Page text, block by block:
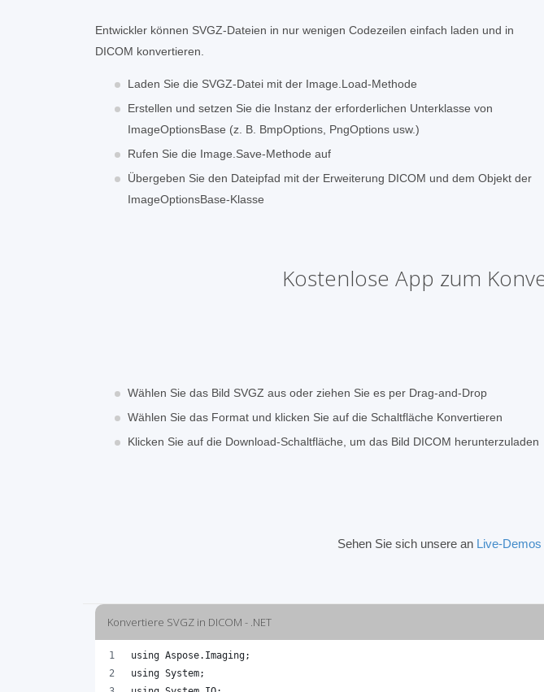
Entwickler können SVGZ-Dateien in nur wenigen Codezeilen einfach laden und in
DICOM konvertieren.
Laden Sie die SVGZ-Datei mit der Image.Load-Methode
Erstellen und setzen Sie die Instanz der erforderlichen Unterklasse von
ImageOptionsBase (z. B. BmpOptions, PngOptions usw.)
Rufen Sie die Image.Save-Methode auf
Übergeben Sie den Dateipfad mit der Erweiterung DICOM und dem Objekt der
ImageOptionsBase-Klasse
Kostenlose App zum
Wählen Sie das Bild SVGZ aus oder ziehen Sie es per Drag-and-Drop
Wählen Sie das Format und klicken Sie auf die Schaltfläche Konvertieren
Klicken Sie auf die Download-Schaltfläche, um das Bild DICOM herunterzuladen
Sehen Sie sich unsere an Live-
Konvertiere SVGZ in DICOM - .NET